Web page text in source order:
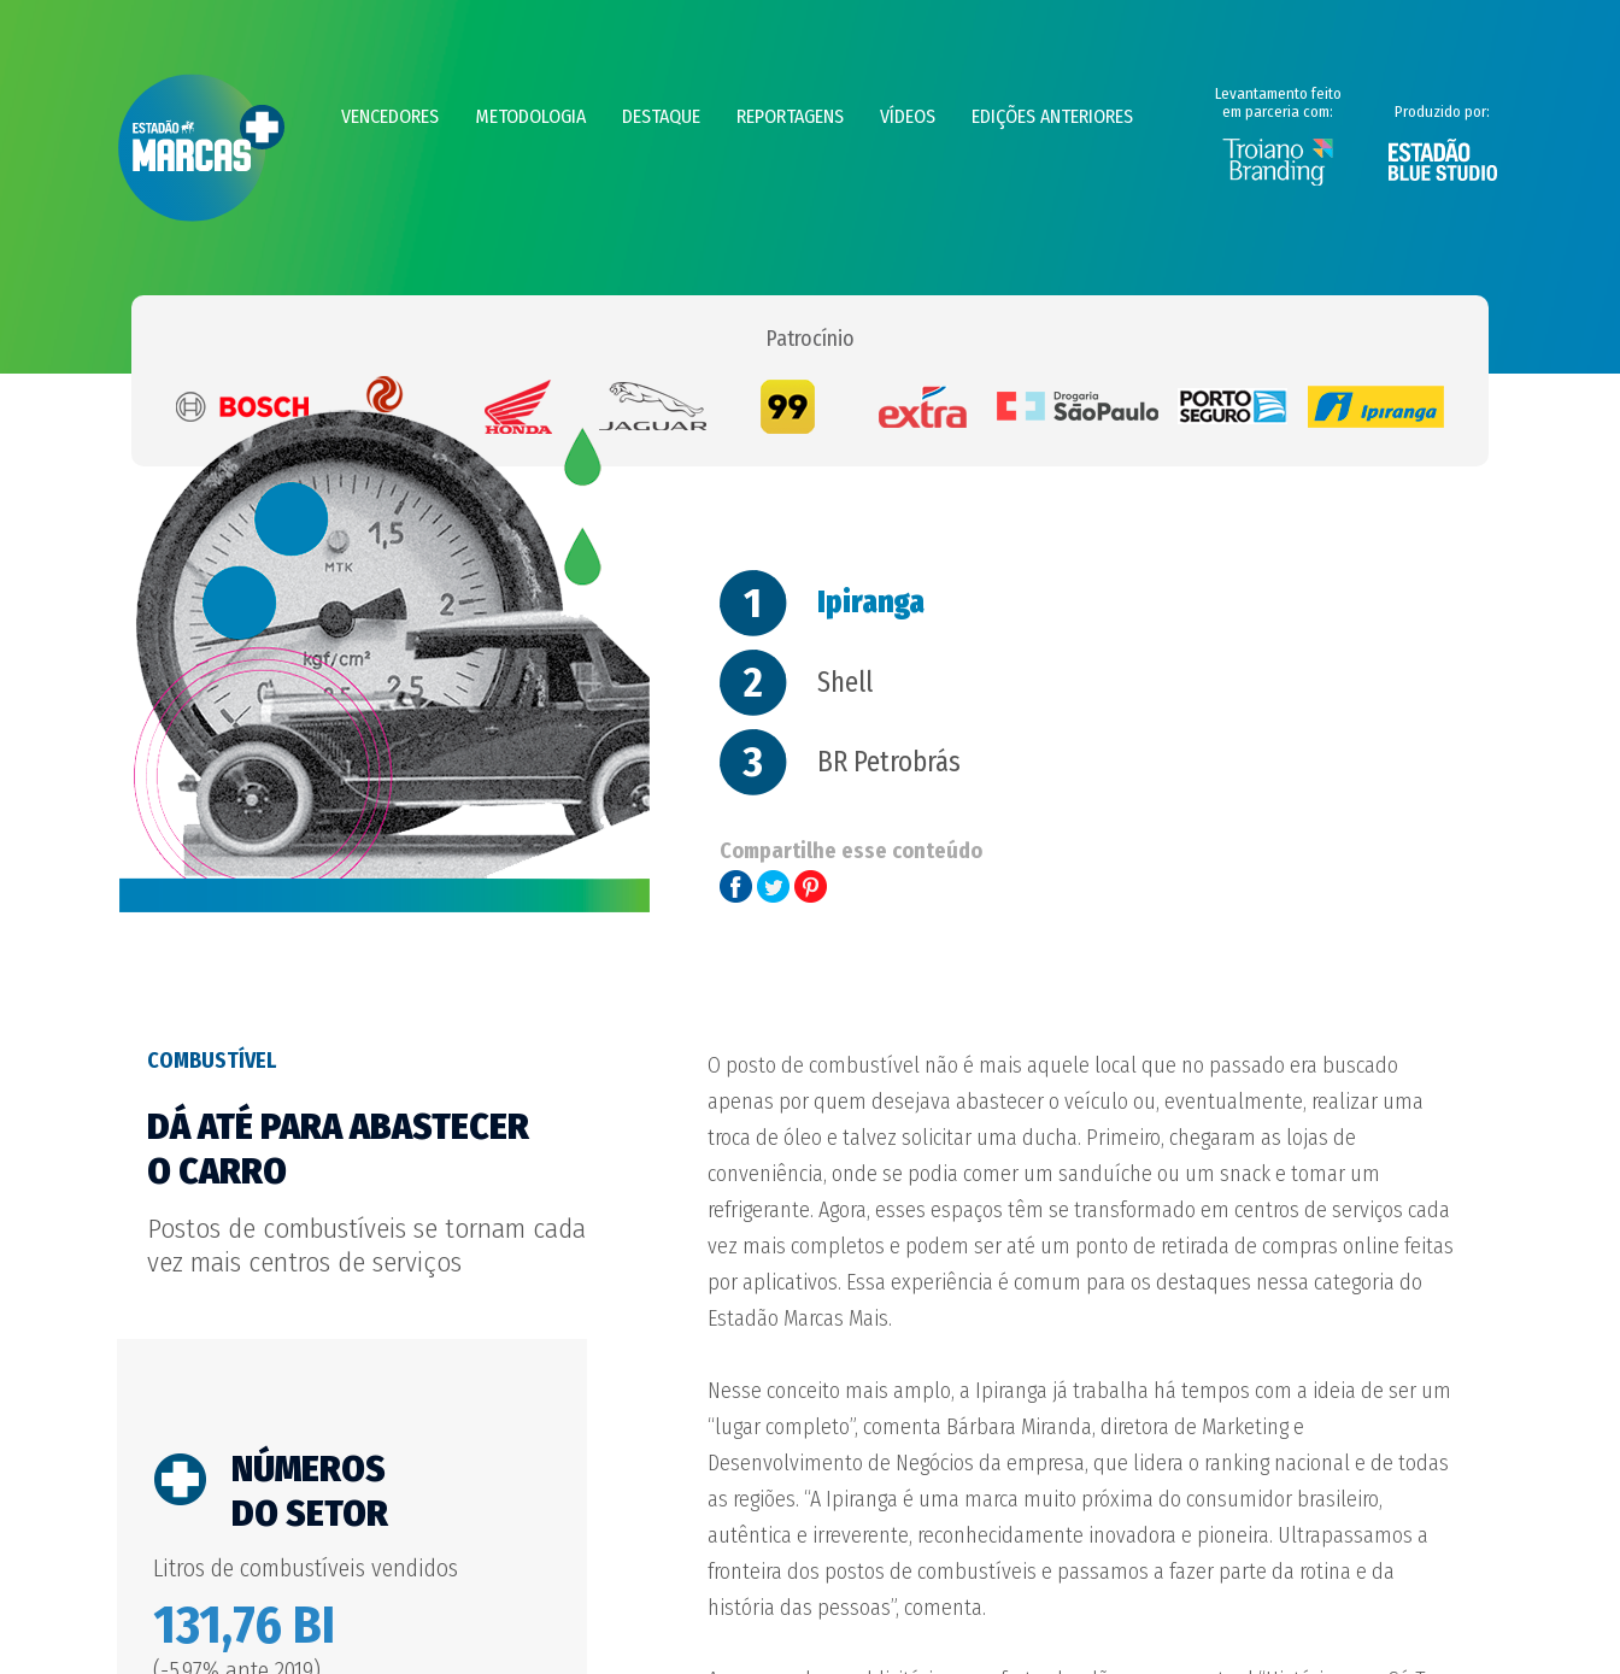
VENCEDORES METODOLOGIA DESTAQUE REPORTAGENS VÍDEOS EDIÇÕES ANTERIORES
Levantamento feito
em parceria com:
Produzido por:
Patrocínio
1 Ipiranga
2 Shell
3 BR Petrobrás
Compartilhe esse conteúdo
COMBUSTÍVEL
DÁ ATÉ PARA ABASTECER
O CARRO
Postos de combustíveis se tornam cada
vez mais centros de serviços
NÚMEROS
DO SETOR
Litros de combustíveis vendidos
131,76 BI
O posto de combustível não é mais aquele local que no passado era buscado
apenas por quem desejava abastecer o veículo ou, eventualmente, realizar uma
troca de óleo e talvez solicitar uma ducha. Primeiro, chegaram as lojas de
conveniência, onde se podia comer um sanduíche ou um snack e tomar um
refrigerante. Agora, esses espaços têm se transformado em centros de serviços cada
vez mais completos e podem ser até um ponto de retirada de compras online feitas
por aplicativos. Essa experiência é comum para os destaques nessa categoria do
Estadão Marcas Mais.
Nesse conceito mais amplo, a Ipiranga já trabalha há tempos com a ideia de ser um
“lugar completo”, comenta Bárbara Miranda, diretora de Marketing e
Desenvolvimento de Negócios da empresa, que lidera o ranking nacional e de todas
as regiões. “A Ipiranga é uma marca muito próxima do consumidor brasileiro,
autêntica e irreverente, reconhecidamente inovadora e pioneira. Ultrapassamos a
fronteira dos postos de combustíveis e passamos a fazer parte da rotina e da
história das pessoas”, comenta.